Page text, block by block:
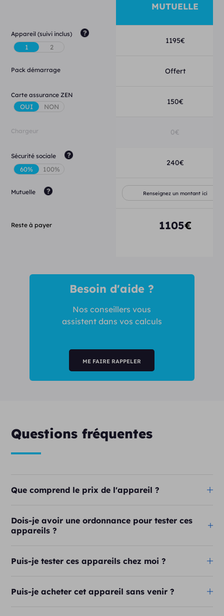
MUTUELLE
Appareil (suivi inclus)
1195€
Pack démarrage Offert
Carte assurance ZEN
150€
Chargeur 0€
Sécurité sociale
240€
Mutuelle
Reste à payer 1105€
Besoin d'aide ?
Nos conseillers vous
assistent dans vos calculs
ME FAIRE RAPPELER
Questions fréquentes
Que comprend le prix de l'appareil ?
Dois-je avoir une ordonnance pour tester ces
appareils ?
Puis-je tester ces appareils chez moi ?
Puis-je acheter cet appareil sans venir ?